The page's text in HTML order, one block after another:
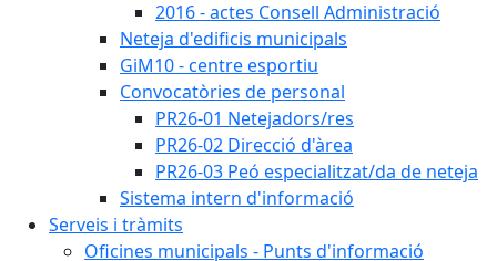
2016 - actes Consell Administració
Neteja d'edificis municipals
GiM10 - centre esportiu
Convocatòries de personal
PR26-01 Netejadors/res
PR26-02 Direcció d'àrea
PR26-03 Peó especialitzat/da de neteja
Sistema intern d'informació
Serveis i tràmits
Oficines municipals - Punts d'informació